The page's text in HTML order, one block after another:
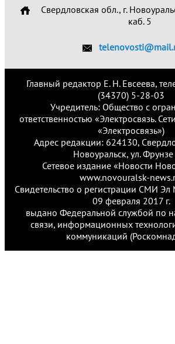
Свердловская обл., г.
каб. 5
Главный редактор Е. Н. Евсеева,
(34370) 5-28-03
Учредитель: Общество с
ответственностью «Электросвязь.
«Электросвязь»)
Адрес редакции: 624130,
Новоуральск, ул. Фрунзе
Сетевое издание «Новости
www.novouralsk-
Свидетельство о регистрации СМИ
09 февраля 2017 г.
выдано Федеральной службой по
связи, информационных
коммуникаций